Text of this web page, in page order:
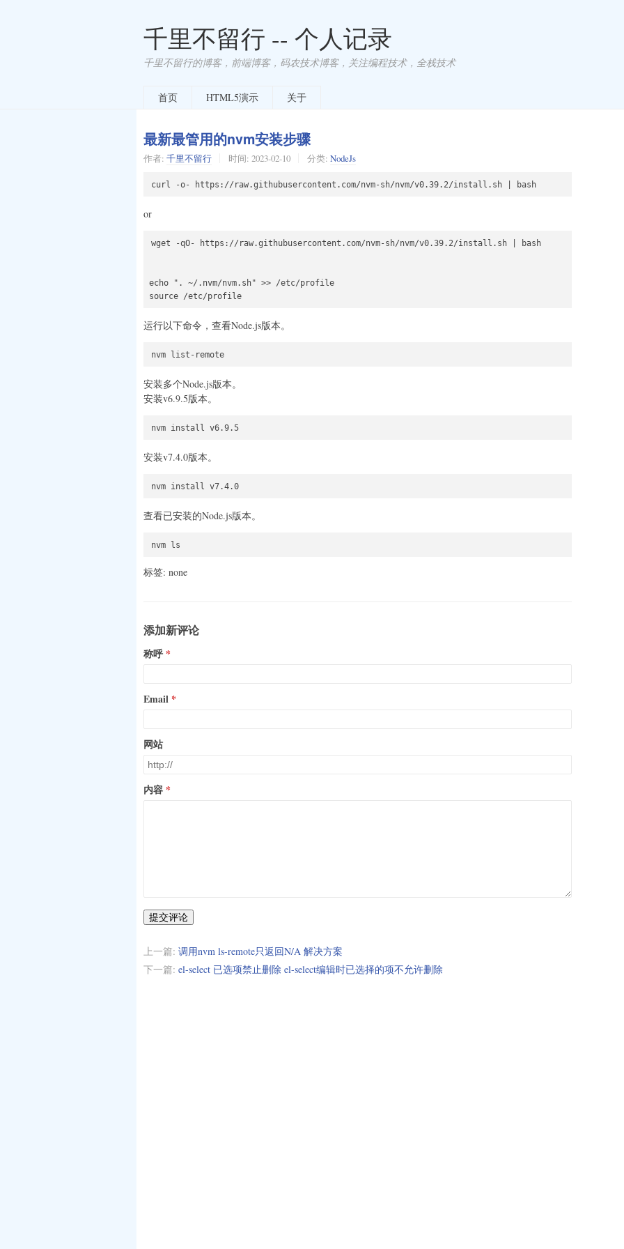
千里不留行 -- 个人记录
千里不留行的博客，前端博客，码农技术博客，关注编程技术，全栈技术
首页 HTML5演示 关于
最新最管用的nvm安装步骤
作者: 千里不留行 时间: 2023-02-10 分类: NodeJs
or
wget -qO- https://raw.githubusercontent.com/nvm-sh/nvm/v0.39.2/install.sh | bash
echo ". ~/.nvm/nvm.sh" >> /etc/profile
运行以下命令，查看Node.js版本。
安装多个Node.js版本。
安装v6.9.5版本。
安装v7.4.0版本。
查看已安装的Node.js版本。
nvm ls
标签: none
添加新评论
称呼
Email
网站
内容
提交评论
上一篇: 调用nvm ls-remote只返回N/A 解决方案
下一篇: el-select 已选项禁止删除 el-select编辑时已选择的项不允许删除